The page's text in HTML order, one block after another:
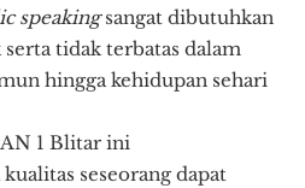
speakingsangat dibutuhkan
tidak terbatas dalam
hingga kehidupan sehari
1 Blitar ini
seseorang dapat